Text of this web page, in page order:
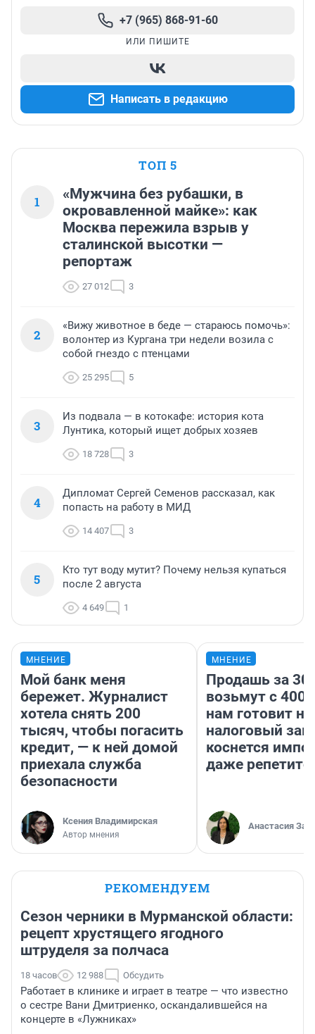
+7 (965) 868-91-60
ИЛИ ПИШИТЕ
Написать в редакцию
ТОП 5
1
«Мужчина без рубашки, в
окровавленной майке»: как
Москва пережила взрыв у
сталинской высотки —
репортаж
27 012 3
2
«Вижу животное в беде — стараюсь помочь»:
волонтер из Кургана три недели возила с
собой гнездо с птенцами
25 295 5
3
Из подвала — в котокафе: история кота
Лунтика, который ищет добрых хозяев
18 728 3
4
Дипломат Сергей Семенов рассказал, как
попасть на работу в МИД
14 407 3
5
Кто тут воду мутит? Почему нельзя купаться
после 2 августа
4 649 1
МНЕНИЕ
Мой банк меня
бережет. Журналист
хотела снять 200
тысяч, чтобы погасить
кредит, — к ней домой
приехала служба
безопасности
Ксения Владимирская
Автор мнения
МНЕНИЕ
Продашь за
возьмут с
нам готовит
налоговый
коснется
даже
Анастасия
РЕКОМЕНДУЕМ
Сезон черники в Мурманской области:
рецепт хрустящего ягодного
штруделя за полчаса
18 часов 12 988 Обсудить
Работает в клинике и играет в театре — что известно
о сестре Вани Дмитриенко, оскандалившейся на
концерте в «Лужниках»